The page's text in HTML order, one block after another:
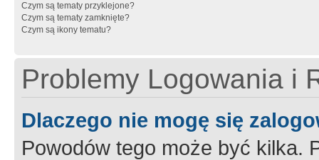
Czym są tematy przyklejone?
Czym są tematy zamknięte?
Czym są ikony tematu?
Problemy Logowania i
Dlaczego nie mogę się
Powodów tego może być kilka.